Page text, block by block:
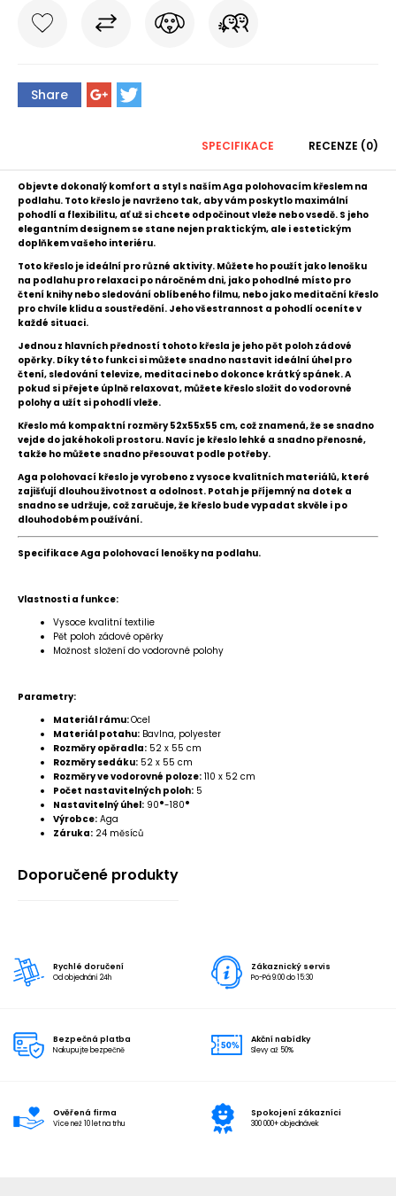
Share
SPECIFIKACE RECENZE (0)
Objevte dokonalý komfort a styl s naším Aga polohovacím křeslem na
podlahu. Toto křeslo je navrženo tak, aby vám poskytlo maximální
pohodlí a flexibilitu, ať už si chcete odpočinout vleže nebo vsedě. S jeho
elegantním designem se stane nejen praktickým, ale i estetickým
doplňkem vašeho interiéru.
Toto křeslo je ideální pro různé aktivity. Můžete ho použít jako lenošku
na podlahu pro relaxaci po náročném dni, jako pohodlné místo pro
čtení knihy nebo sledování oblíbeného filmu, nebo jako meditační křeslo
pro chvíle klidu a soustředění. Jeho všestrannost a pohodlí oceníte v
každé situaci.
Jednou z hlavních předností tohoto křesla je jeho pět poloh zádové
opěrky. Díky této funkci si můžete snadno nastavit ideální úhel pro
čtení, sledování televize, meditaci nebo dokonce krátký spánek. A
pokud si přejete úplně relaxovat, můžete křeslo složit do vodorovné
polohy a užít si pohodlí vleže.
Křeslo má kompaktní rozměry 52x55x55 cm, což znamená, že se snadno
vejde do jakéhokoli prostoru. Navíc je křeslo lehké a snadno přenosné,
takže ho můžete snadno přesouvat podle potřeby.
Aga polohovací křeslo je vyrobeno z vysoce kvalitních materiálů, které
zajišťují dlouhou životnost a odolnost. Potah je příjemný na dotek a
snadno se udržuje, což zaručuje, že křeslo bude vypadat skvěle i po
dlouhodobém používání.
Specifikace Aga polohovací lenošky na podlahu.
Vlastnosti a funkce:
Vysoce kvalitní textilie
Pět poloh zádové opěrky
Možnost složení do vodorovné polohy
Parametry:
Materiál rámu:Ocel
Materiál potahu: Bavlna, polyester
Rozměry opěradla: 52 x 55 cm
Rozměry sedáku: 52 x 55 cm
Rozměry ve vodorovné poloze: 110 x 52 cm
Počet nastavitelných poloh: 5
Nastavitelný úhel: 90°-180°
Výrobce: Aga
Záruka: 24 měsíců
Doporučené produkty
Rychlé doručení
Od objednání 24h
Zákaznický servis
Po-Pá 9:00 do 15:30
Bezpečná platba
Nakupujte bezpečně
Akční nabídky
Slevy až 50%
Ověřená firma
Více než 10 let na trhu
Spokojení zákazníci
300 000+ objednávek